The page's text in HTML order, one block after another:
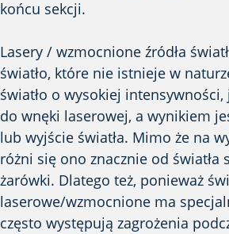
końcu sekcji.
Lasery / wzmocnione źródła
światło, które nie istnieje w
światło o wysokiej
do wnęki laserowej, a wynikiem
lub wyjście światła. Mimo że na
różni się ono znacznie od światła
żarówki. Dlatego też, ponieważ
laserowe/wzmocnione ma
często występują zagrożenia